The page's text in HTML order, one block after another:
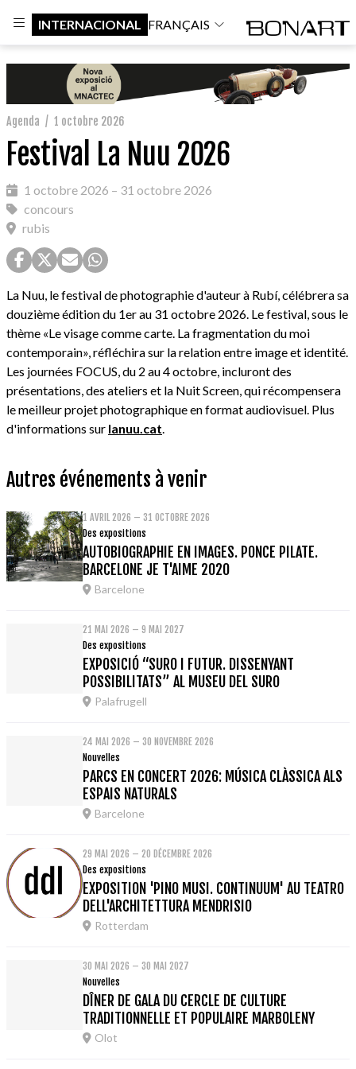
INTERNACIONAL FRANÇAIS
Agenda / 1 octobre 2026
Festival La Nuu 2026
1 octobre 2026 – 31 octobre 2026
concours
rubis
La Nuu, le festival de photographie d'auteur à Rubí, célébrera sa
douzième édition du 1er au 31 octobre 2026. Le festival, sous le
thème «Le visage comme carte. La fragmentation du moi
contemporain», réfléchira sur la relation entre image et identité.
Les journées FOCUS, du 2 au 4 octobre, incluront des
présentations, des ateliers et la Nuit Screen, qui récompensera
le meilleur projet photographique en format audiovisuel. Plus
d'informations sur lanuu.cat
Autres événements à venir
1 AVRIL 2026 – 31 OCTOBRE 2026
Des expositions
AUTOBIOGRAPHIE EN IMAGES. PONCE PILATE.
BARCELONE JE T'AIME 2020
Barcelone
21 MAI 2026 – 9 MAI 2027
Des expositions
EXPOSICIÓ “SURO I FUTUR. DISSENYANT
POSSIBILITATS” AL MUSEU DEL SURO
Palafrugell
24 MAI 2026 – 30 NOVEMBRE 2026
Nouvelles
PARCS EN CONCERT 2026: MÚSICA CLÀSSICA ALS
ESPAIS NATURALS
Barcelone
29 MAI 2026 – 20 DÉCEMBRE 2026
Des expositions
EXPOSITION 'PINO MUSI. CONTINUUM' AU TEATRO
DELL'ARCHITETTURA MENDRISIO
Rotterdam
30 MAI 2026 – 30 MAI 2027
Nouvelles
DÎNER DE GALA DU CERCLE DE CULTURE
TRADITIONNELLE ET POPULAIRE MARBOLENY
Olot